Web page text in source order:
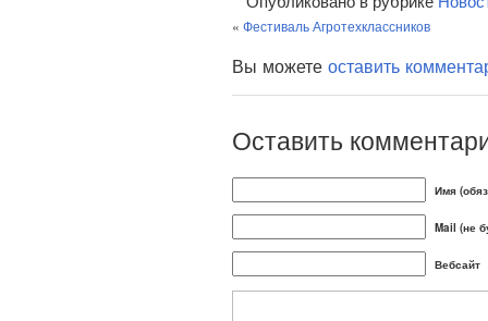
« Фестиваль Агротехклассников
Вы можете оставить
Оставить
Имя
Mail (не
Вебсайт